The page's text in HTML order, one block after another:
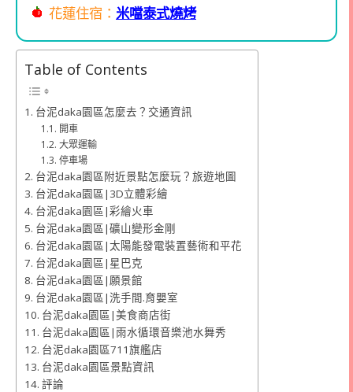
花蓮住宿： 米噹泰式燒烤
Table of Contents
台泥daka園區怎麼去？交通資訊
開車
大眾運輸
停車場
台泥daka園區附近景點怎麼玩？旅遊地圖
台泥daka園區|3D立體彩繪
台泥daka園區|彩繪火車
台泥daka園區|礦山變形金剛
台泥daka園區|太陽能發電裝置藝術和平花
台泥daka園區|星巴克
台泥daka園區|願景館
台泥daka園區|洗手間.育嬰室
台泥daka園區|美食商店街
台泥daka園區|雨水循環音樂池水舞秀
台泥daka園區711旗艦店
台泥daka園區景點資訊
評論